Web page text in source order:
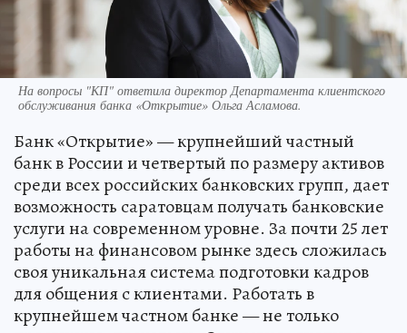
На вопросы "КП" ответила директор Департамента клиентского
обслуживания банка «Открытие» Ольга Асламова.
Банк «Открытие» — крупнейший частный
банк в России и четвертый по размеру активов
среди всех российских банковских групп, дает
возможность саратовцам получать банковские
услуги на современном уровне. За почти 25 лет
работы на финансовом рынке здесь сложилась
своя уникальная система подготовки кадров
для общения с клиентами. Работать в
крупнейшем частном банке — не только